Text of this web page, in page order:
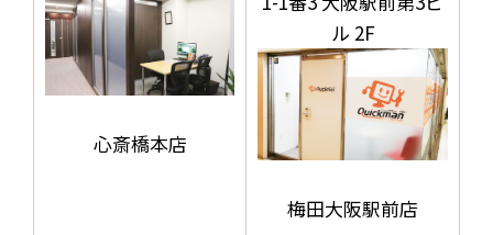
心斎橋本店
ル 2F
梅田大阪駅前店